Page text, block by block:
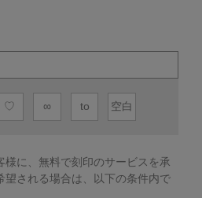
♡ ∞ to 空白
様に、無料で刻印のサービスを承
望される場合は、以下の条件内で